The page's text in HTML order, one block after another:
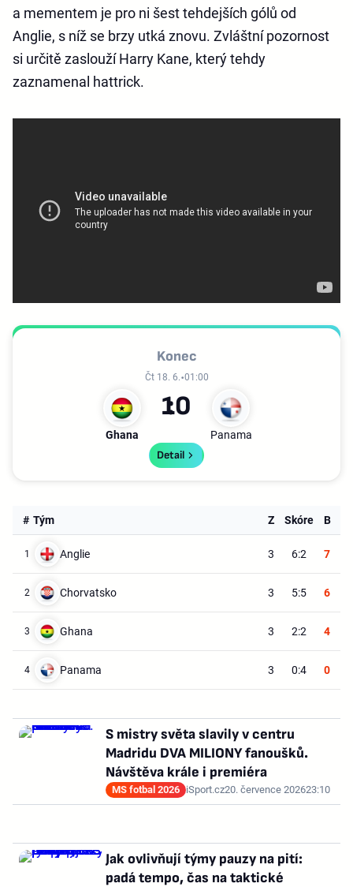
a mementem je pro ni šest tehdejších gólů od
Anglie, s níž se brzy utká znovu. Zvláštní pozornost
si určitě zaslouží Harry Kane, který tehdy
zaznamenal hattrick.
Konec
Čt 18. 6. 01:00
Ghana
1
Panama
0
Detail
# Tým Z Skóre B
1 Anglie 3 6:2 7
2 Chorvatsko 3 5:5 6
3 Ghana 3 2:2 4
4 Panama 3 0:4 0
S mistry světa slavily v centru
Madridu DVA MILIONY fanoušků.
Návštěva krále i premiéra
MS fotbal 2026 iSport.cz20. července 202623:10
Jak ovlivňují týmy pauzy na pití:
padá tempo, čas na taktické